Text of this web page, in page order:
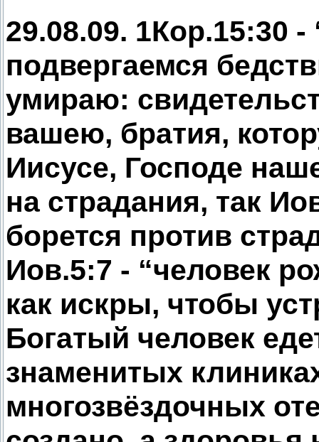
29.08.09. 1Кор.15:30
подвергаемся
умираю:
вашею, братия,
Иисусе, Господе
на страдания, так
борется против
Иов.5:7 - “человек
как искры, чтобы
Богатый человек
знаменитых
многозвёздочных